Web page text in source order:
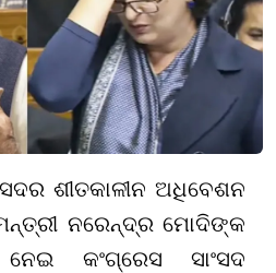
ଶୀତକାଳୀନ ଅଧିବେଶନ
ନରେନ୍ଦ୍ର ମୋଦିଙ୍କ
ନେଇ କଂଗ୍ରେସ ସାଂସଦ